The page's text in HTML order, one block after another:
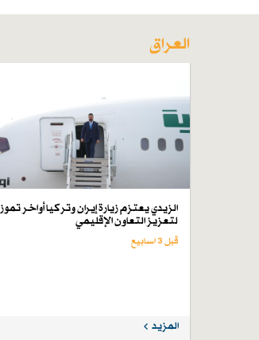
العراق
الزيدي يعتزم زيارة إيران وتركيا أواخر تموز
لتعزيز التعاون الإقليمي
قبل 3 اسابیع
المزيد